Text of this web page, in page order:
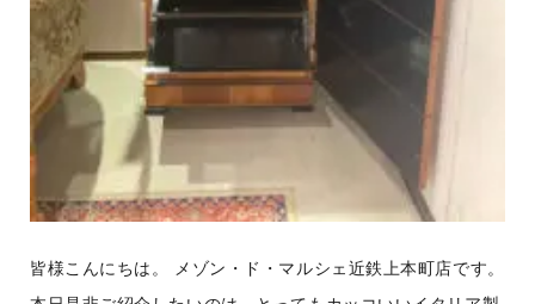
皆様こんにちは。 メゾン・ド・マルシェ近鉄上本町店です。